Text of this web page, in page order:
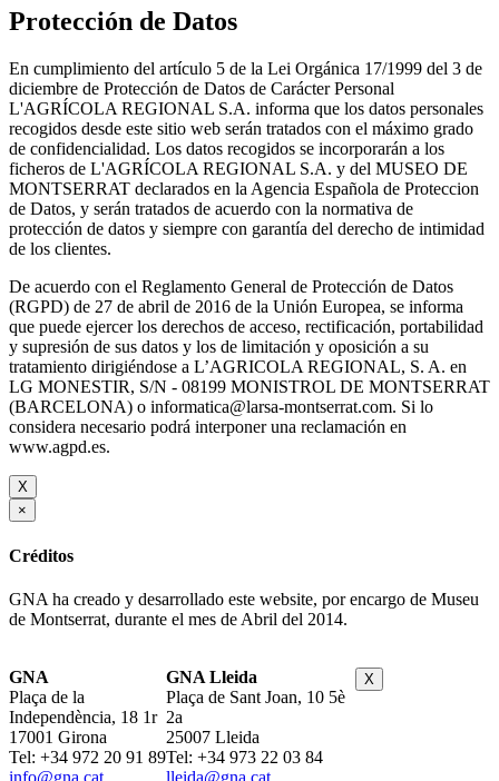
Protección de Datos
En cumplimiento del artículo 5 de la Lei Orgánica 17/1999 del 3 de
diciembre de Protección de Datos de Carácter Personal
L'AGRÍCOLA REGIONAL S.A. informa que los datos personales
recogidos desde este sitio web serán tratados con el máximo grado
de confidencialidad. Los datos recogidos se incorporarán a los
ficheros de L'AGRÍCOLA REGIONAL S.A. y del MUSEO DE
MONTSERRAT declarados en la Agencia Española de Proteccion
de Datos, y serán tratados de acuerdo con la normativa de
protección de datos y siempre con garantía del derecho de intimidad
de los clientes.
De acuerdo con el Reglamento General de Protección de Datos
(RGPD) de 27 de abril de 2016 de la Unión Europea, se informa
que puede ejercer los derechos de acceso, rectificación, portabilidad
y supresión de sus datos y los de limitación y oposición a su
tratamiento dirigiéndose a L’AGRICOLA REGIONAL, S. A. en
LG MONESTIR, S/N - 08199 MONISTROL DE MONTSERRAT
(BARCELONA) o informatica@larsa-montserrat.com. Si lo
considera necesario podrá interponer una reclamación en
www.agpd.es.
X
×
Créditos
GNA ha creado y desarrollado este website, por encargo de Museu
de Montserrat, durante el mes de Abril del 2014.
GNA
Plaça de la
Independència, 18 1r
17001 Girona
Tel: +34 972 20 91 89
info@gna.cat
GNA Lleida
Plaça de Sant Joan, 10 5è
2a
25007 Lleida
Tel: +34 973 22 03 84
lleida@gna.cat
X